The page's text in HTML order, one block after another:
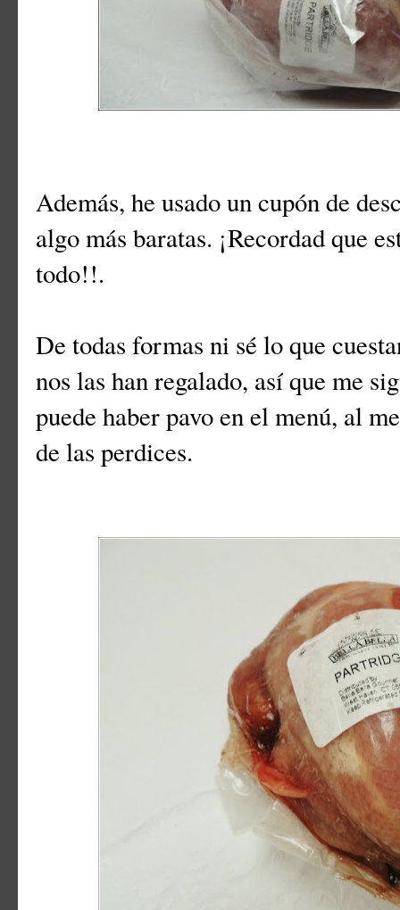
Además, he usado un cupón de
algo más baratas. ¡Recordad que
todo!!.
De todas formas ni sé lo que
nos las han regalado, así que me
puede haber pavo en el menú, al
de las perdices.